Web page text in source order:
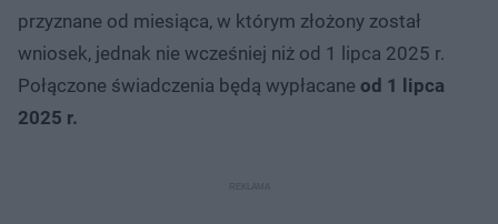
przyznane od miesiąca, w którym złożony został
wniosek, jednak nie wcześniej niż od 1 lipca 2025 r.
Połączone świadczenia będą wypłacane od 1 lipca
2025 r.